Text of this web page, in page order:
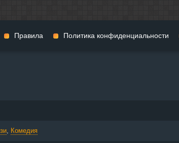
, Комедия
Правила Политика конфиденциальности